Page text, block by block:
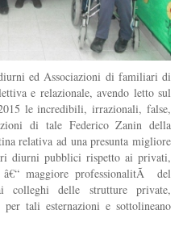
ed Associazioni di familiari di
e relazionale, avendo letto sul
le incredibili, irrazionali, false,
di tale Federico Zanin della
relativa ad una presunta migliore
diurni pubblici rispetto ai privati,
maggiore professionalitÃ del
colleghi delle strutture private,
tali esternazioni e sottolineano